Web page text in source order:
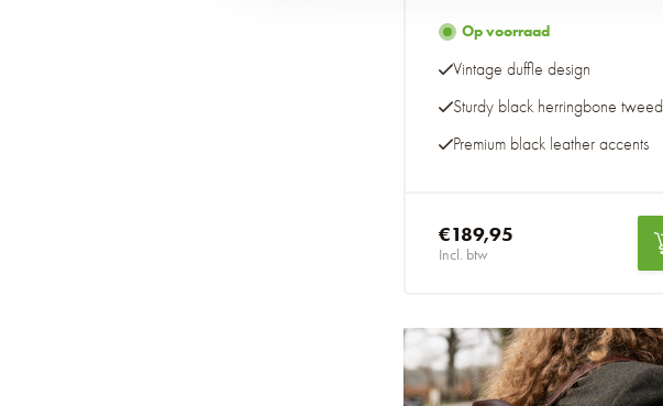
Op voorraad
Vintage duffle design
Sturdy black herringbone tweed
Premium black leather accents
€189,95
Incl. btw